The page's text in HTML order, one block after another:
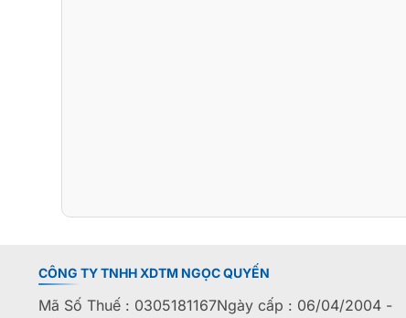
CÔNG TY TNHH XDTM NGỌC QUYẾN
Mã Số Thuế : 0305181167Ngày cấp : 06/04/2004 -